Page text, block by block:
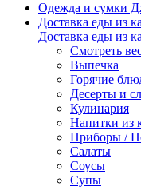
Одежда и сумки
Доставка еды из
Доставка еды из
Смотреть
Выпечка
Горячие
Десерты и
Кулинария
Напитки из
Приборы /
Салаты
Соусы
Супы